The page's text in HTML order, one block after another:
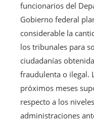
funcionarios del
Gobierno federal
considerable la
los tribunales para
ciudadanías
fraudulenta o ilegal.
próximos meses
respecto a los
administraciones